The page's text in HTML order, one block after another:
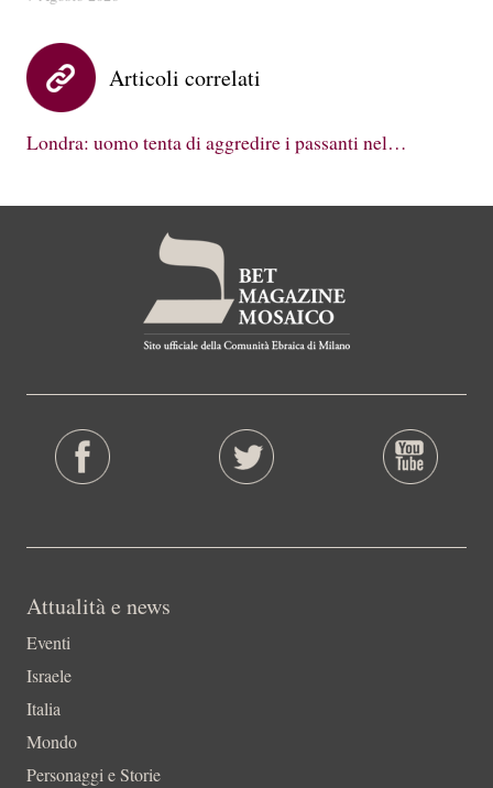
Articoli correlati
Londra: uomo tenta di aggredire i passanti nel…
Attualità e news
Eventi
Israele
Italia
Mondo
Personaggi e Storie